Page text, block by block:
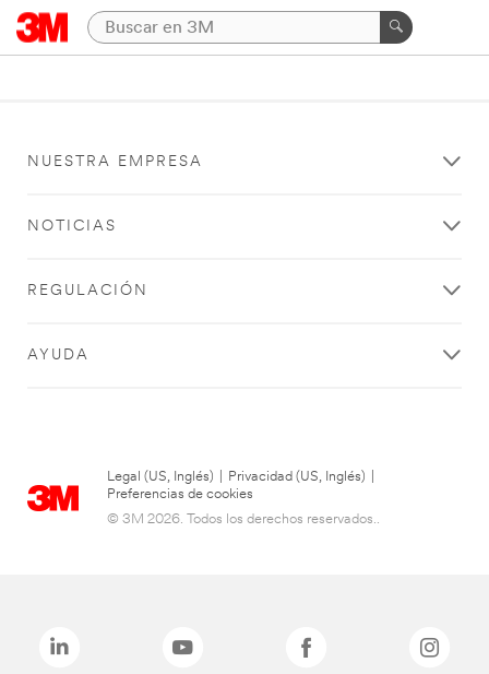
NUESTRA EMPRESA
NOTICIAS
REGULACIÓN
AYUDA
Legal (US, Inglés) Privacidad (US, Inglés)
Preferencias de cookies
© 3M 2026. Todos los derechos reservados..